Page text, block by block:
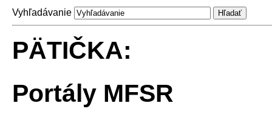
Vyhľadávanie
PÄTIČKA:
Portály MFSR